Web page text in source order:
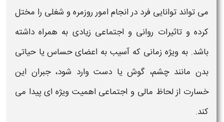
می تواند توانایی فرد در انجام امور روزمره و شغلی را مختل
کرده و تاثیرات روانی و اجتماعی زیادی به همراه داشته
باشد. به ویژه زمانی که آسیب به اعضایحساس یا حیاتی
بدن مانند چشم، گوش یا دست وارد شود، جبران این
خسارت از لحاظ مالی و اجتماعی اهمیت ویژه ای پیدا می
کند.